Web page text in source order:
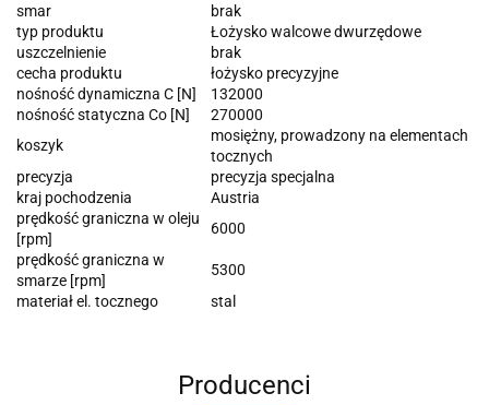
smar
brak
typ produktu
Łożysko walcowe dwurzędowe
uszczelnienie
brak
cecha produktu
łożysko precyzyjne
nośność dynamiczna C [N]
132000
nośność statyczna Co [N]
270000
koszyk
mosiężny, prowadzony na elementach
tocznych
precyzja
precyzja specjalna
kraj pochodzenia
Austria
prędkość graniczna w oleju
[rpm]
6000
prędkość graniczna w
smarze [rpm]
5300
materiał el. tocznego
stal
Producenci